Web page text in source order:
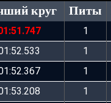
круг Питы
1
1
1
1